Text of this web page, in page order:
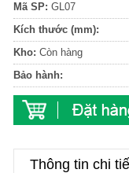
Mã SP: GL07
Kích thước (mm):
Kho: Còn hàng
Bảo hành:
Thông tin chi